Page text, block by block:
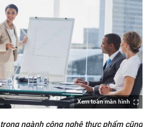
Xem toàn màn hình
ngành công nghệ thực phẩm cũng